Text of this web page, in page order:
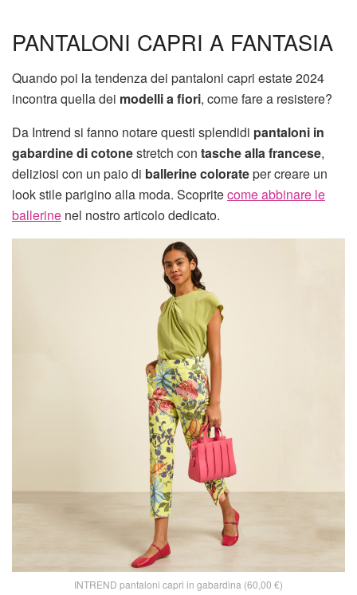
PANTALONI CAPRI A FANTASIA
Quando poi la tendenza dei pantaloni capri estate 2024
incontra quella dei modelli a fiori, come fare a resistere?
Da Intrend si fanno notare questi splendidi pantaloni in
gabardine di cotonestretch con tasche alla francese,
deliziosi con un paio di ballerine colorateper creare un
look stile parigino alla moda. Scopritecome abbinare le
ballerine nel nostro articolo dedicato.
INTREND pantaloni capri in gabardina (60,00 €)